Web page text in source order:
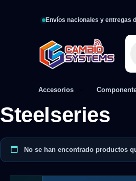
Envíos nacionales y entregas
Accesorios
Steelseries
No se han encontrado productos